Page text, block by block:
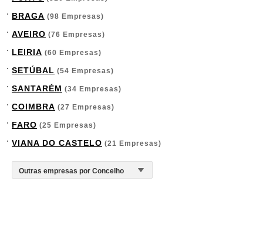
BRAGA (98 Empresas)
AVEIRO (76 Empresas)
LEIRIA (60 Empresas)
SETÚBAL (54 Empresas)
SANTARÉM (34 Empresas)
COIMBRA (27 Empresas)
FARO (25 Empresas)
VIANA DO CASTELO (21 Empresas)